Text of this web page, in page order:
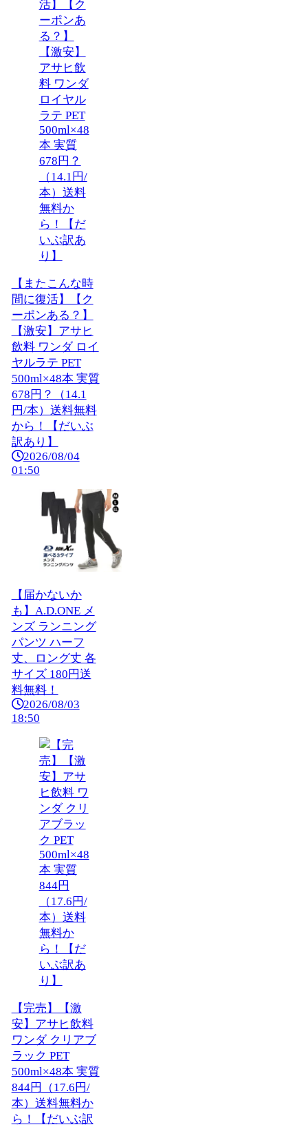
【またこんな時
間に復活】【ク
ーポンある？】
【激安】アサヒ
飲料 ワンダ ロイ
ヤルラテ PET
500ml×48本 実質
678円？（14.1
円/本）送料無料
から！【だいぶ
訳あり】
2026/08/04
01:50
【届かないか
も】A.D.ONE メ
ンズ ランニング
パンツ ハーフ
丈、ロング丈 各
サイズ 180円送
料無料！
2026/08/03
18:50
【完売】【激
安】アサヒ飲料
ワンダ クリアブ
ラック PET
500ml×48本 実質
844円（17.6円/
本）送料無料か
ら！【だいぶ訳